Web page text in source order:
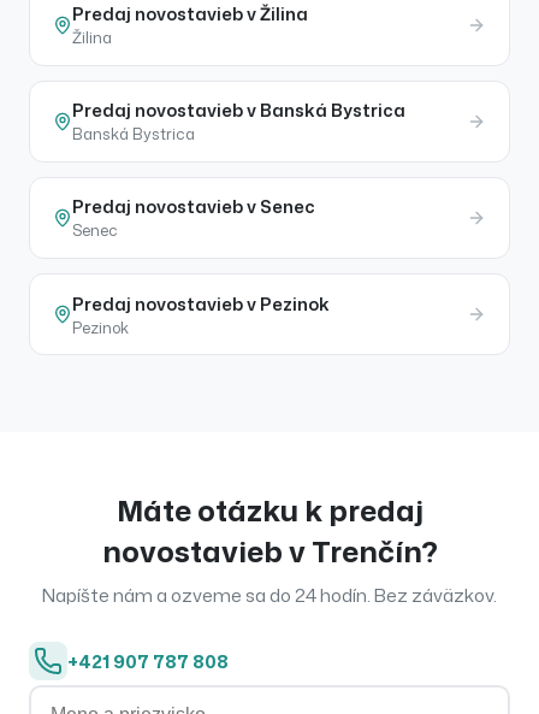
Predaj novostaviebvŽilina
Žilina
Predaj novostaviebvBanská Bystrica
Banská Bystrica
Predaj novostaviebvSenec
Senec
Predaj novostaviebvPezinok
Pezinok
Máte otázku k predaj
novostaviebvTrenčín?
Napíšte nám a ozveme sa do 24 hodín. Bez záväzkov.
+421 907 787 808
Meno a priezvisko